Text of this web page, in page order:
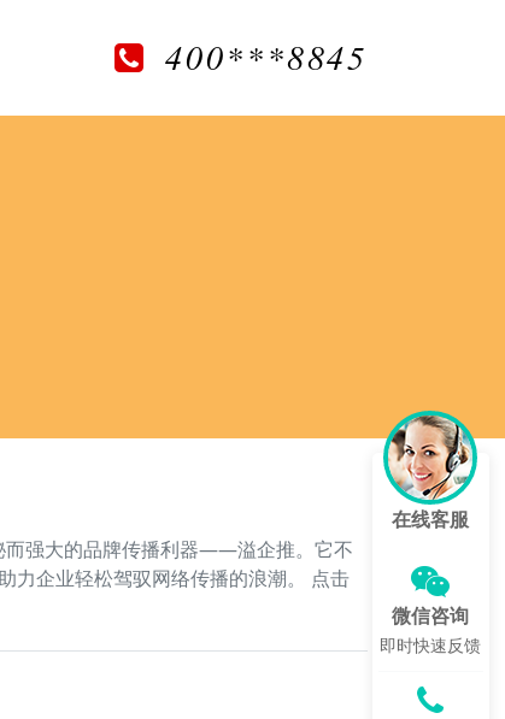
400***8845
而强大的品牌传播利器——溢企推。它不
力企业轻松驾驭网络传播的浪潮。 点击
在线客服
微信咨询
即时快速反馈